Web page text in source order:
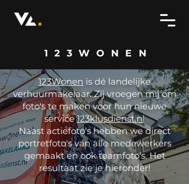
123WONEN
123Wonen is dé landelijke
verhuurmakelaar. Zij vroegen mij om
foto's te maken voor hun nieuwe
service123klusdienst.nl
Naast actiefoto's hebben we direct
portretfoto's van alle medewerkers
gemaakt en ook teamfoto's. Het
resultaat zie je hieronder!